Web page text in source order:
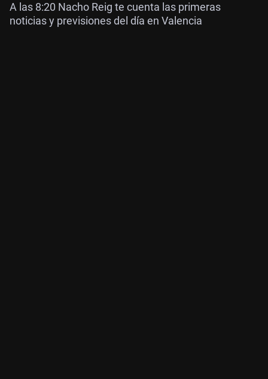
A las 8:20 Nacho Reig te cuenta las primeras
noticias y previsiones del día en Valencia